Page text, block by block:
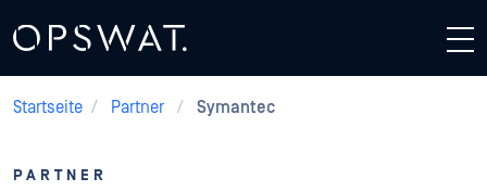
Startseite / Partner / Symantec
PARTNER